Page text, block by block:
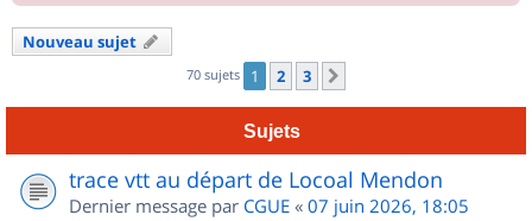
Nouveau sujet
70 sujets 1 2 3
Sujets
trace vtt au départ de Locoal Mendon
Dernier message par CGUE « 07 juin 2026, 18:05